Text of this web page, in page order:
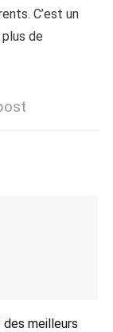
C’est un
de
meilleurs